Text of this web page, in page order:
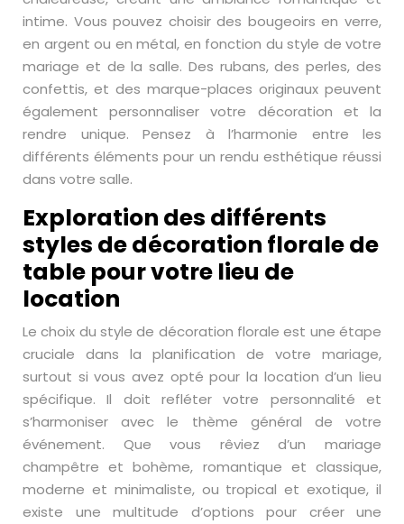
intime. Vous pouvez choisir des bougeoirs en verre,
en argent ou en métal, en fonction du style de votre
mariage et de la salle. Des rubans, des perles, des
confettis, et des marque-places originaux peuvent
également personnaliser votre décoration et la
rendre unique. Pensez à l’harmonie entre les
différents éléments pour un rendu esthétique réussi
dans votre salle.
Exploration des différents
styles de décoration florale de
table pour votre lieu de
location
Le choix du style de décoration florale est une étape
cruciale dans la planification de votre mariage,
surtout si vous avez opté pour la location d’un lieu
spécifique. Il doit refléter votre personnalité et
s’harmoniser avec le thème général de votre
événement. Que vous rêviez d’un mariage
champêtre et bohème, romantique et classique,
moderne et minimaliste, ou tropical et exotique, il
existe une multitude d’options pour créer une